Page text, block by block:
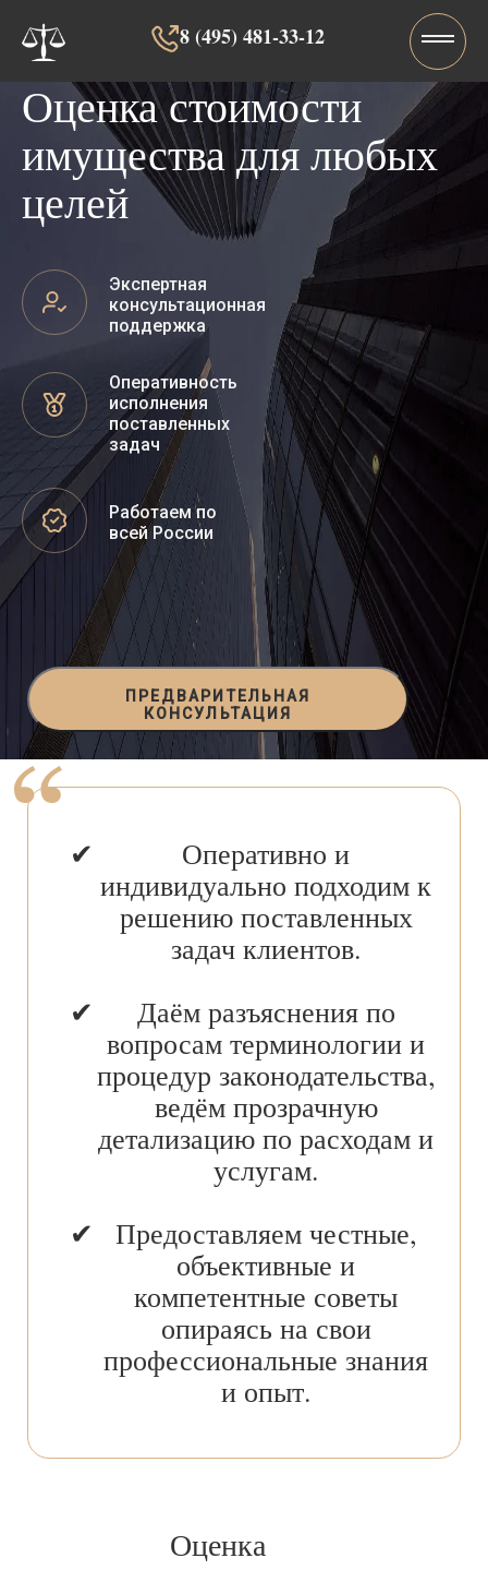
8 (495) 481-33-12‬‬
Оценка стоимости
имущества для любых
целей
Экспертная
консультационная
поддержка
Оперативность
исполнения
поставленных
задач
Работаем по
всей России
ПРЕДВАРИТЕЛЬНАЯ
КОНСУЛЬТАЦИЯ
Оперативно и
индивидуально подходим к
решению поставленных
задач клиентов.
Даём разъяснения по
вопросам терминологии и
процедур законодательства,
ведём прозрачную
детализацию по расходам и
услугам.
Предоставляем честные,
объективные и
компетентные советы
опираясь на свои
профессиональные знания
и опыт.
Оценка